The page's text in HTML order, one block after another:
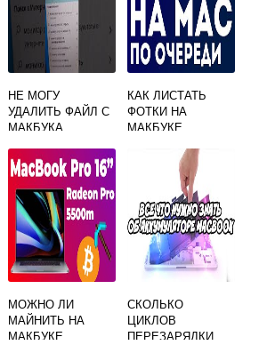
НЕ МОГУ
УДАЛИТЬ ФАЙЛ С
МАКБУКА
КАК ЛИСТАТЬ
ФОТКИ НА
МАКБУКЕ
МОЖНО ЛИ
МАЙНИТЬ НА
МАКБУКЕ
СКОЛЬКО
ЦИКЛОВ
ПЕРЕЗАРЯДКИ